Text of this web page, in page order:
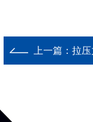
上一篇： 拉